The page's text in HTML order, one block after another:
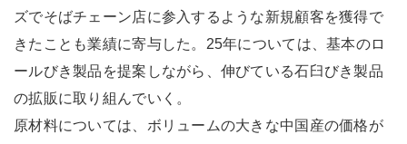
ズでそばチェーン店に参入するような新規顧客を獲得で
きたことも業績に寄与した。25年については、基本のロ
ールびき製品を提案しながら、伸びている石臼びき製品
の拡販に取り組んでいく。
原材料については、ボリュームの大きな中国産の価格が